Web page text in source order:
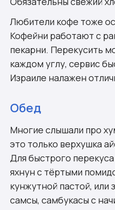
Любители кофе тоже
Кофейни работают с
пекарни. Перекусить
каждом углу, сервис
Израиле налажен
Обед
Многие слышали про
это только верхушка
Для быстрого
яхнунс тёртыми
кунжутной пастой, или
самсы, самбукасыс